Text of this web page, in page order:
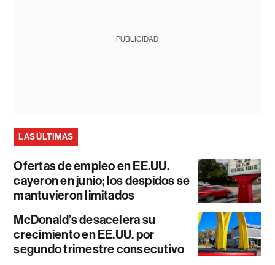
PUBLICIDAD
LAS ÚLTIMAS
Ofertas de empleo en EE.UU.
cayeron en junio; los despidos se
mantuvieron limitados
McDonald’s desacelera su
crecimiento en EE.UU. por
segundo trimestre consecutivo